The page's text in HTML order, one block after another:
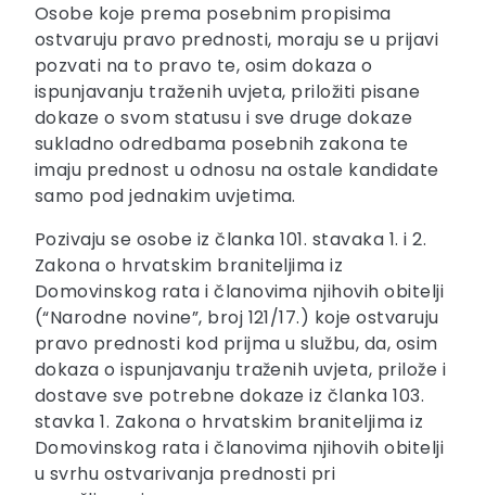
Osobe koje prema posebnim propisima
ostvaruju pravo prednosti, moraju se u prijavi
pozvati na to pravo te, osim dokaza o
ispunjavanju traženih uvjeta, priložiti pisane
dokaze o svom statusu i sve druge dokaze
sukladno odredbama posebnih zakona te
imaju prednost u odnosu na ostale kandidate
samo pod jednakim uvjetima.
Pozivaju se osobe iz članka 101. stavaka 1. i 2.
Zakona o hrvatskim braniteljima iz
Domovinskog rata i članovima njihovih obitelji
(“Narodne novine”, broj 121/17.) koje ostvaruju
pravo prednosti kod prijma u službu, da, osim
dokaza o ispunjavanju traženih uvjeta, prilože i
dostave sve potrebne dokaze iz članka 103.
stavka 1. Zakona o hrvatskim braniteljima iz
Domovinskog rata i članovima njihovih obitelji
u svrhu ostvarivanja prednosti pri